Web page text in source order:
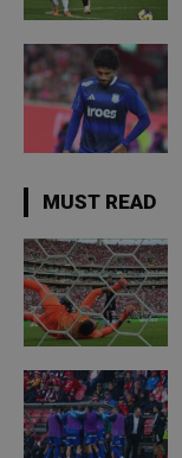
MUST READ